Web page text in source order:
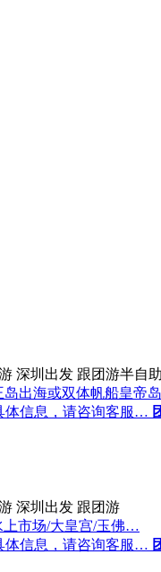
深圳出发 跟团游半自助
出海或双体帆船皇帝
体信息，请咨询客服…
深圳出发 跟团游
上市场/大皇宫/玉佛…
体信息，请咨询客服…